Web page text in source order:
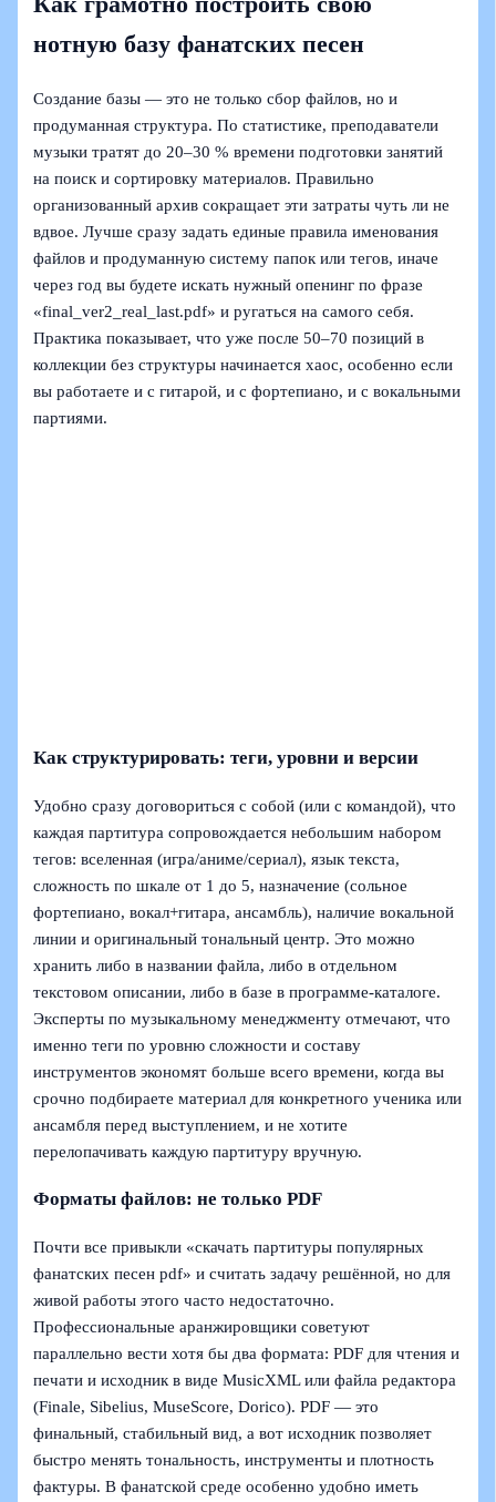
нотную базу фанатских песен
Создание базы — это не только сбор файлов, но и
продуманная структура. По статистике, преподаватели
музыки тратят до 20–30 % времени подготовки занятий
на поиск и сортировку материалов. Правильно
организованный архив сокращает эти затраты чуть ли не
вдвое. Лучше сразу задать единые правила именования
файлов и продуманную систему папок или тегов, иначе
через год вы будете искать нужный опенинг по фразе
«final_ver2_real_last.pdf» и ругаться на самого себя.
Практика показывает, что уже после 50–70 позиций в
коллекции без структуры начинается хаос, особенно если
вы работаете и с гитарой, и с фортепиано, и с вокальными
партиями.
Как структурировать: теги, уровни и версии
Удобно сразу договориться с собой (или с командой), что
каждая партитура сопровождается небольшим набором
тегов: вселенная (игра/аниме/сериал), язык текста,
сложность по шкале от 1 до 5, назначение (сольное
фортепиано, вокал+гитара, ансамбль), наличие вокальной
линии и оригинальный тональный центр. Это можно
хранить либо в названии файла, либо в отдельном
текстовом описании, либо в базе в программе‑каталоге.
Эксперты по музыкальному менеджменту отмечают, что
именно теги по уровню сложности и составу
инструментов экономят больше всего времени, когда вы
срочно подбираете материал для конкретного ученика или
ансамбля перед выступлением, и не хотите
перелопачивать каждую партитуру вручную.
Форматы файлов: не только PDF
Почти все привыкли «скачать партитуры популярных
фанатских песен pdf» и считать задачу решённой, но для
живой работы этого часто недостаточно.
Профессиональные аранжировщики советуют
параллельно вести хотя бы два формата: PDF для чтения и
печати и исходник в виде MusicXML или файла редактора
(Finale, Sibelius, MuseScore, Dorico). PDF — это
финальный, стабильный вид, а вот исходник позволяет
быстро менять тональность, инструменты и плотность
фактуры. В фанатской среде особенно удобно иметь